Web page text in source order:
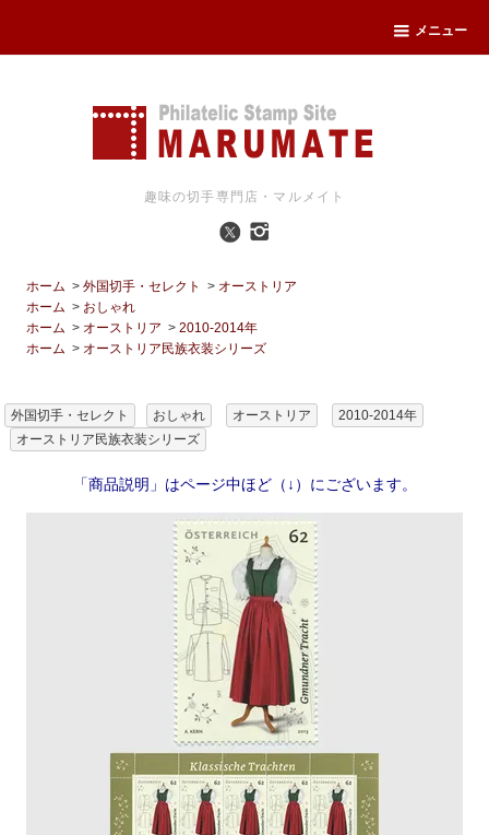
メニュー
趣味の切手専門店・マルメイト
ホーム >外国切手・セレクト > オーストリア
ホーム > おしゃれ
ホーム > オーストリア >2010-2014年
ホーム > オーストリア民族衣装シリーズ
外国切手・セレクト おしゃれ オーストリア
2010-2014年
オーストリア民族衣装シリーズ
「商品説明」はページ中ほど（↓）にございます。